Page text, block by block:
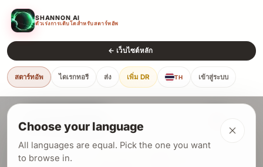
SHANNON AI
ตัวเร่งการเติบโตสำหรับสตาร์ทอัพ
← เว็บไซต์หลัก
สตาร์ทอัพ ไดเรกทอรี ส่ง เพิ่ม DR TH เข้าสู่ระบบ
Choose your language
All languages are equal. Pick the one you want
to browse in.
ให้ AI แฮ็กเว็บไซต์ของคุณและ